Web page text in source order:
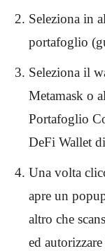
Seleziona in
portafoglio
Seleziona il
Metamask o
Portafoglio
DeFi Wallet
Una volta
apre un
altro che
ed